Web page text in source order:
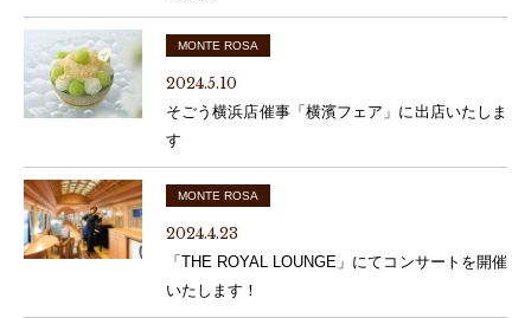
MONTE ROSA
2024.5.10
そごう横浜店催事「横濱フェア」に出店いたしま
す
MONTE ROSA
2024.4.23
「THE ROYAL LOUNGE」にてコンサートを開催
いたします！